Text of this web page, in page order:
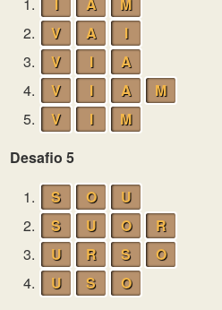
2.
V A
I
3.
V I
A
4.
V I A
M
5.
V I
M
Desafio 5
1.
S O
U
2.
S U O
R
3.
U R S
O
4.
U S
O